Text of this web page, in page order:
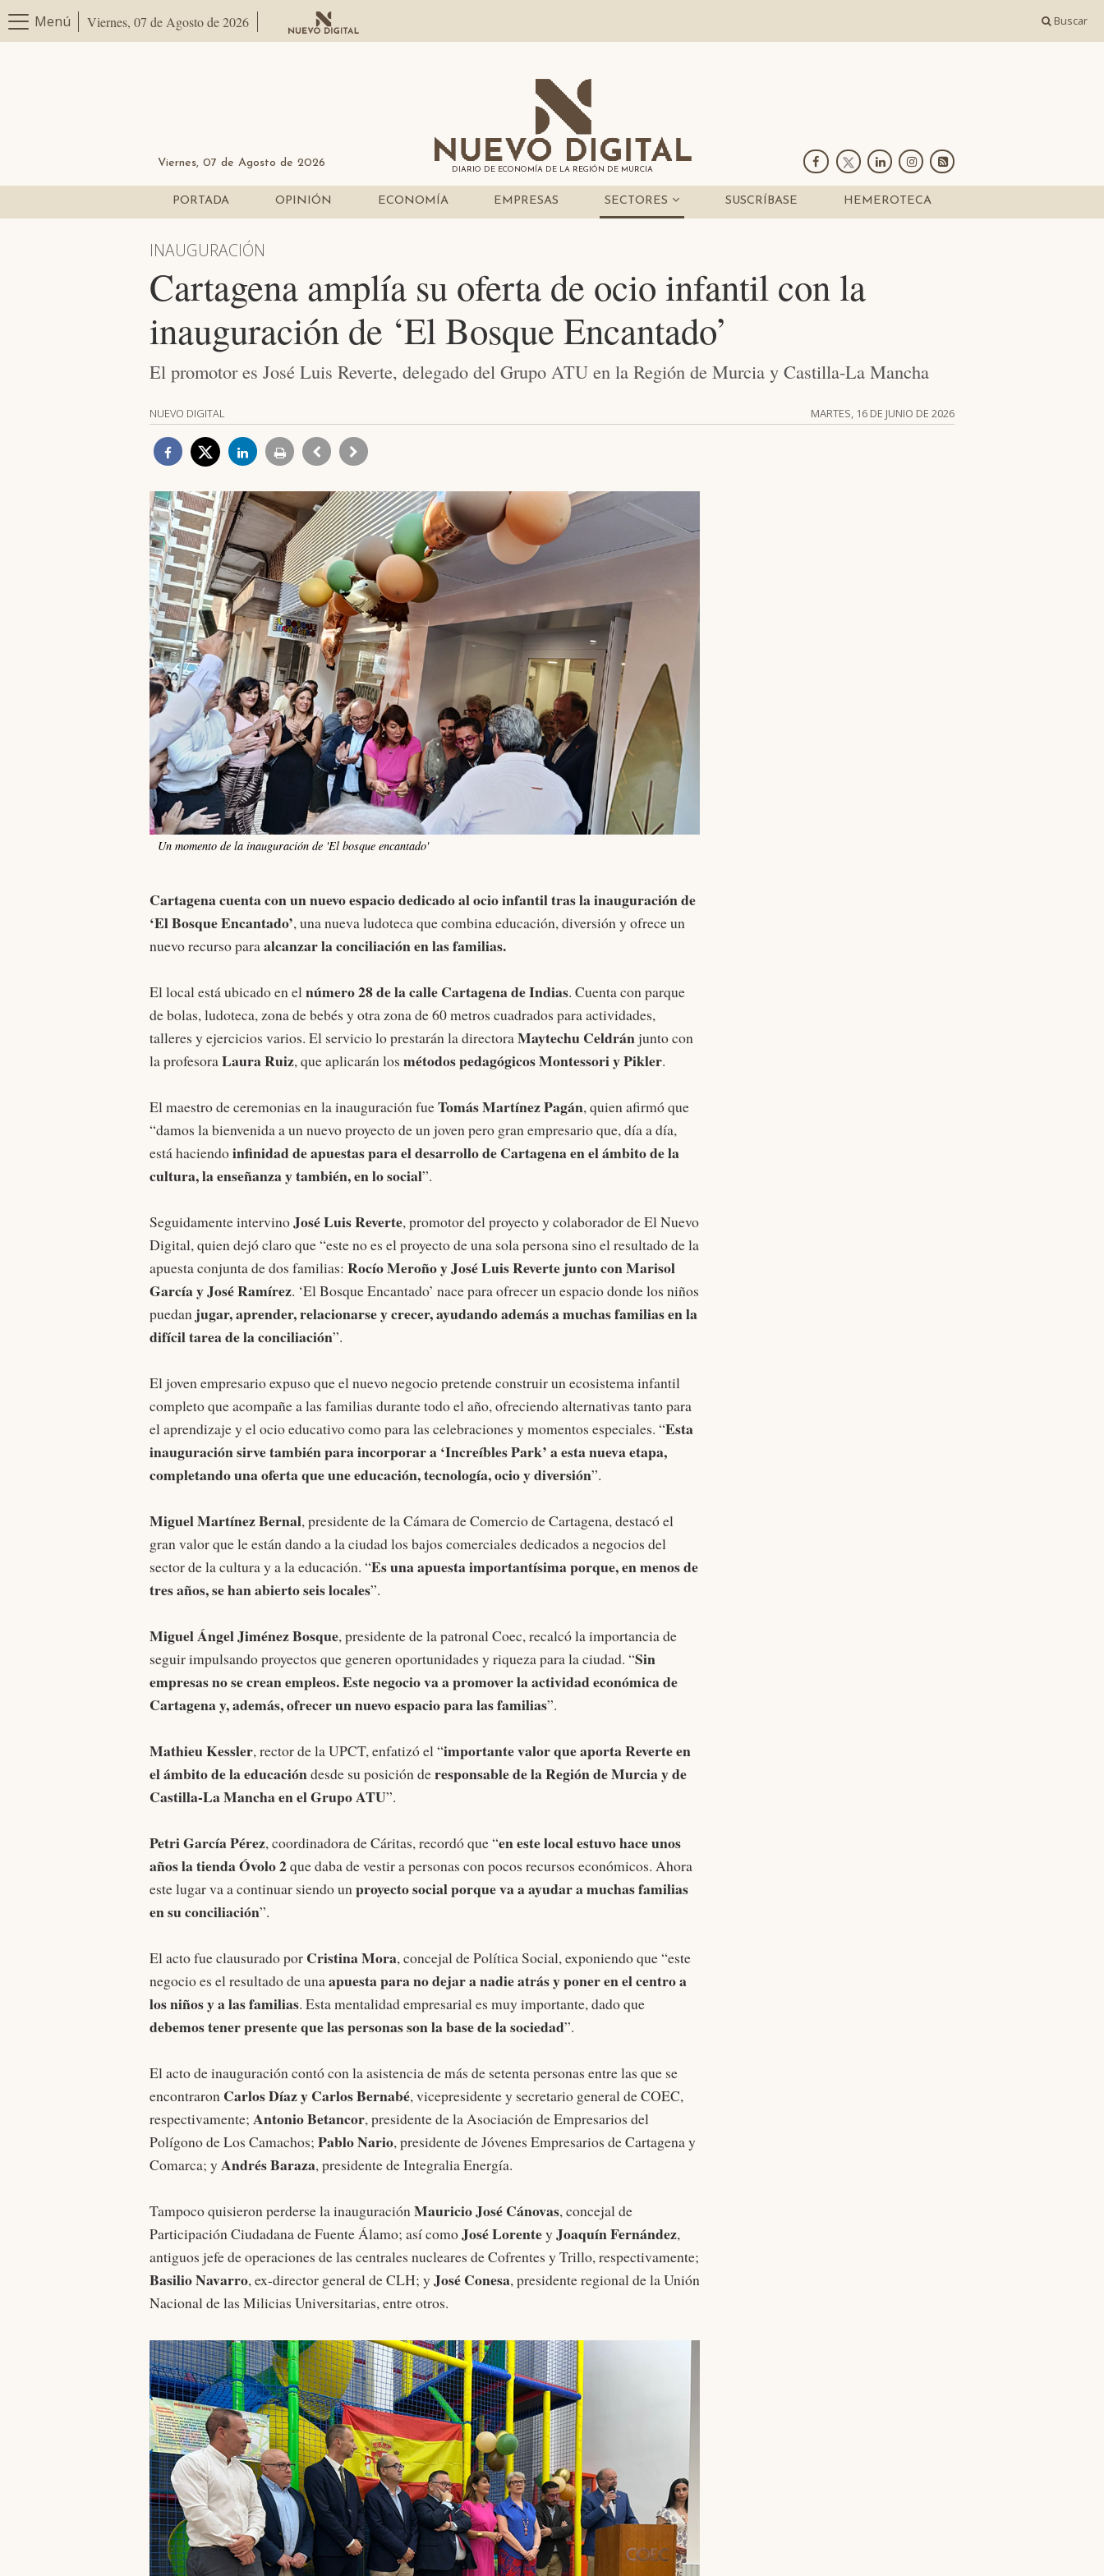
Menú Viernes, 07 de Agosto de 2026 Buscar
Viernes, 07 de Agosto de 2026
DIARIO DE ECONOMÍA DE LA REGIÓN DE MURCIA
PORTADA OPINIÓN ECONOMÍA EMPRESAS SECTORES SUSCRÍBASE HEMEROTECA
INAUGURACIÓN
Cartagena amplía su oferta de ocio infantil con la
inauguración de ‘El Bosque Encantado’
El promotor es José Luis Reverte, delegado del Grupo ATU en la Región de Murcia y Castilla-La Mancha
NUEVO DIGITAL MARTES, 16 DE JUNIO DE 2026
Un momento de la inauguración de 'El bosque encantado'
Cartagena cuenta con un nuevo espacio dedicado al ocio infantil tras la inauguración de
‘El Bosque Encantado’, una nueva ludoteca que combina educación, diversión y ofrece un
nuevo recurso paraalcanzar la conciliación en las familias.
El local está ubicado en elnúmero 28 de la calle Cartagena de Indias. Cuenta con parque
de bolas, ludoteca, zona de bebés y otra zona de 60 metros cuadrados para actividades,
talleres y ejercicios varios. El servicio lo prestarán la directoraMaytechu Celdránjunto con
la profesoraLaura Ruiz, que aplicarán los métodos pedagógicos Montessori y Pikler.
El maestro de ceremonias en la inauguración fueTomás Martínez Pagán, quien afirmó que
“damos la bienvenida a un nuevo proyecto de un joven pero gran empresario que, día a día,
está haciendoinfinidad de apuestas para el desarrollo de Cartagena en el ámbito de la
cultura, la enseñanza y también, en lo social”.
Seguidamente intervinoJosé Luis Reverte, promotor del proyecto y colaborador de El Nuevo
Digital, quien dejó claro que “este no es el proyecto de una sola persona sino el resultado de la
apuesta conjunta de dos familias: Rocío Meroño y José Luis Revertejunto con Marisol
García y José Ramírez. ‘El Bosque Encantado’ nace para ofrecer un espacio donde los niños
puedan jugar, aprender, relacionarse y crecer, ayudando además a muchas familias en la
difícil tarea de la conciliación”.
El joven empresario expuso que el nuevo negocio pretende construir un ecosistema infantil
completo que acompañe a las familias durante todo el año, ofreciendo alternativas tanto para
el aprendizaje y el ocio educativo como para las celebraciones y momentos especiales. “Esta
inauguración sirve también para incorporar a ‘Increíbles Park’ a esta nueva etapa,
completando una oferta que une educación, tecnología, ocio y diversión”.
Miguel Martínez Bernal, presidente de la Cámara de Comercio de Cartagena, destacó el
gran valor que le están dando a la ciudad los bajos comerciales dedicados a negocios del
sector de la cultura y a la educación. “Es una apuesta importantísima porque, en menos de
tres años, se han abierto seis locales”.
Miguel Ángel Jiménez Bosque, presidente de la patronal Coec, recalcó la importancia de
seguir impulsando proyectos que generen oportunidades y riqueza para la ciudad. “Sin
empresas no se crean empleos. Este negocio va a promover la actividad económica de
Cartagena y, además, ofrecer un nuevo espacio para las familias”.
Mathieu Kessler, rector de la UPCT, enfatizó el “importante valor que aporta Reverte en
el ámbito de la educacióndesde su posición deresponsable de la Región de Murcia y de
Castilla-La Mancha en el Grupo ATU”.
Petri García Pérez, coordinadora de Cáritas, recordó que “en este local estuvo hace unos
años la tienda Óvolo 2que daba de vestir a personas con pocos recursos económicos. Ahora
este lugar va a continuar siendo unproyecto social porque va a ayudar a muchas familias
en su conciliación”.
El acto fue clausurado por Cristina Mora, concejal de Política Social, exponiendo que “este
negocio es el resultado de unaapuesta para no dejar a nadie atrás y poner en el centro a
los niños y a las familias. Esta mentalidad empresarial es muy importante, dado que
debemos tener presente que las personas son la base de la sociedad”.
El acto de inauguración contó con la asistencia de más de setenta personas entre las que se
encontraron Carlos Díaz y Carlos Bernabé, vicepresidente y secretario general de COEC,
respectivamente; Antonio Betancor, presidente de la Asociación de Empresarios del
Polígono de Los Camachos; Pablo Nario, presidente de Jóvenes Empresarios de Cartagena y
Comarca; yAndrés Baraza, presidente de Integralia Energía.
Tampoco quisieron perderse la inauguraciónMauricio José Cánovas, concejal de
Participación Ciudadana de Fuente Álamo; así comoJosé LorenteyJoaquín Fernández,
antiguos jefe de operaciones de las centrales nucleares de Cofrentes y Trillo, respectivamente;
Basilio Navarro, ex-director general de CLH; yJosé Conesa, presidente regional de la Unión
Nacional de las Milicias Universitarias, entre otros.